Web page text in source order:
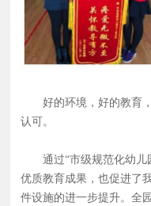
好的环境，好的教育，
认可。
通过“市级规范化幼儿
优质教育成果，也促进了
件设施的进一步提升。全